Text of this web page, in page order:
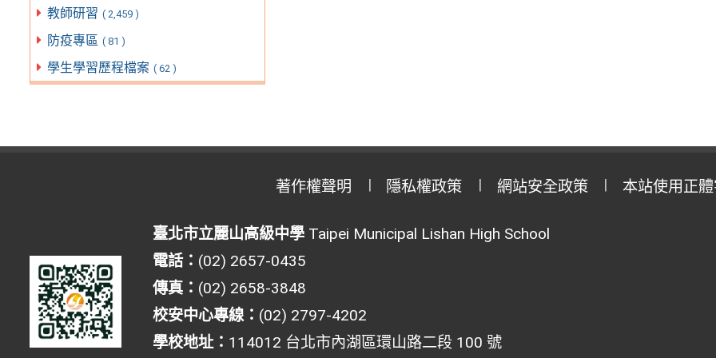
教師研習 ( 2,459 )
防疫專區 ( 81 )
學生學習歷程檔案 ( 62 )
著作權聲明 隱私權政策 網站安全政策 本站使用正
臺北市立麗山高級中學Taipei Municipal Lishan High School
電話： (02) 2657-0435
傳真： (02) 2658-3848
校安中心專線： (02) 2797-4202
學校地址： 114012 台北市內湖區環山路二段 100 號